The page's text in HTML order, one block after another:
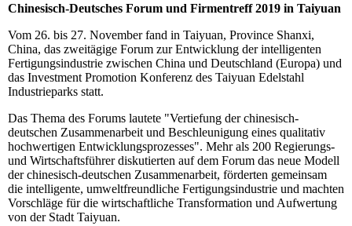
Chinesisch-Deutsches Forum und Firmentreff 2019 in Taiyuan
Vom 26. bis 27. November fand in Taiyuan, Province Shanxi,
China, das zweitägige Forum zur Entwicklung der intelligenten
Fertigungsindustrie zwischen China und Deutschland (Europa) und
das Investment Promotion Konferenz des Taiyuan Edelstahl
Industrieparks statt.
Das Thema des Forums lautete "Vertiefung der chinesisch-
deutschen Zusammenarbeit und Beschleunigung eines qualitativ
hochwertigen Entwicklungsprozesses". Mehr als 200 Regierungs-
und Wirtschaftsführer diskutierten auf dem Forum das neue Modell
der chinesisch-deutschen Zusammenarbeit, förderten gemeinsam
die intelligente, umweltfreundliche Fertigungsindustrie und machten
Vorschläge für die wirtschaftliche Transformation und Aufwertung
von der Stadt Taiyuan.